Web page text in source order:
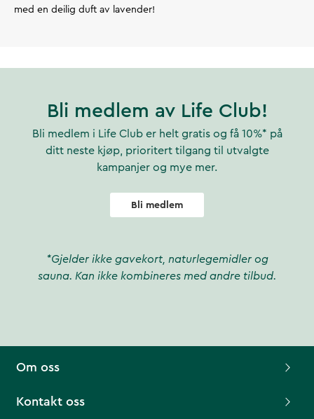
med en deilig duft av lavender!
Bli medlem av Life Club!
Bli medlem i Life Club er helt gratis og få 10%* på
ditt neste kjøp, prioritert tilgang til utvalgte
kampanjer og mye mer.
Bli medlem
*Gjelder ikke gavekort, naturlegemidler og
sauna. Kan ikke kombineres med andre tilbud.
Om oss
Kontakt oss